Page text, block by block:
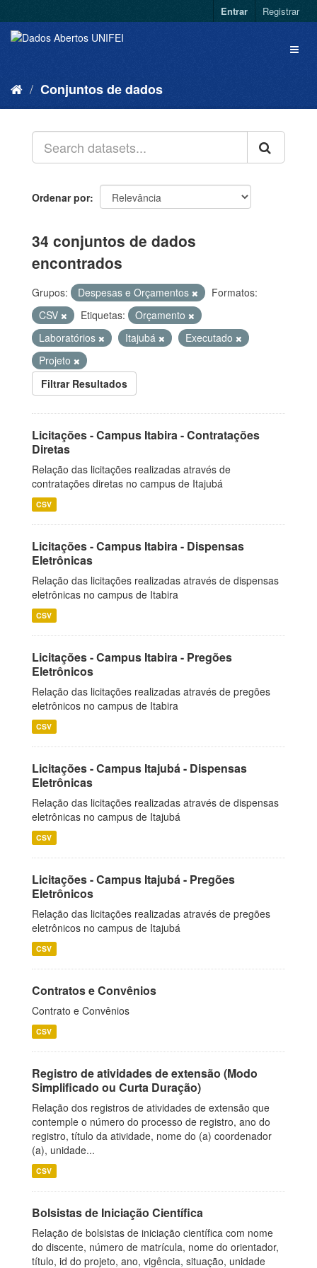
Entrar Registrar
Conjuntos de dados
Ordenar por
34 conjuntos de dados
encontrados
Grupos: Despesas e Orçamentos
Formatos:
CSV
Etiquetas:
Orçamento
Laboratórios
Itajubá
Executado
Projeto
Filtrar Resultados
Licitações - Campus Itabira - Contratações
Diretas
Relação das licitações realizadas através de
contratações diretas no campus de Itajubá
CSV
Licitações - Campus Itabira - Dispensas
Eletrônicas
Relação das licitações realizadas através de dispensas
eletrônicas no campus de Itabira
CSV
Licitações - Campus Itabira - Pregões
Eletrônicos
Relação das licitações realizadas através de pregões
eletrônicos no campus de Itabira
CSV
Licitações - Campus Itajubá - Dispensas
Eletrônicas
Relação das licitações realizadas através de dispensas
eletrônicas no campus de Itajubá
CSV
Licitações - Campus Itajubá - Pregões
Eletrônicos
Relação das licitações realizadas através de pregões
eletrônicos no campus de Itajubá
CSV
Contratos e Convênios
Contrato e Convênios
CSV
Registro de atividades de extensão (Modo
Simplificado ou Curta Duração)
Relação dos registros de atividades de extensão que
contemple o número do processo de registro, ano do
registro, título da atividade, nome do (a) coordenador
(a), unidade...
CSV
Bolsistas de Iniciação Científica
Relação de bolsistas de iniciação científica com nome
do discente, número de matrícula, nome do orientador,
título, id do projeto, ano, vigência, situação, unidade